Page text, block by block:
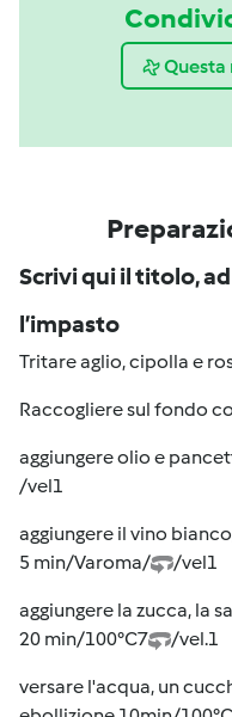
Questa
Scrivi qui il titolo,
l’impasto
Tritare aglio, cipolla e
Raccogliere sul fondo
aggiungere olio e
/vel1
aggiungere il vino
5 min/Varoma/
/vel1
aggiungere la zucca, la
20 min/100°C7
/vel.1
versare l'acqua, un